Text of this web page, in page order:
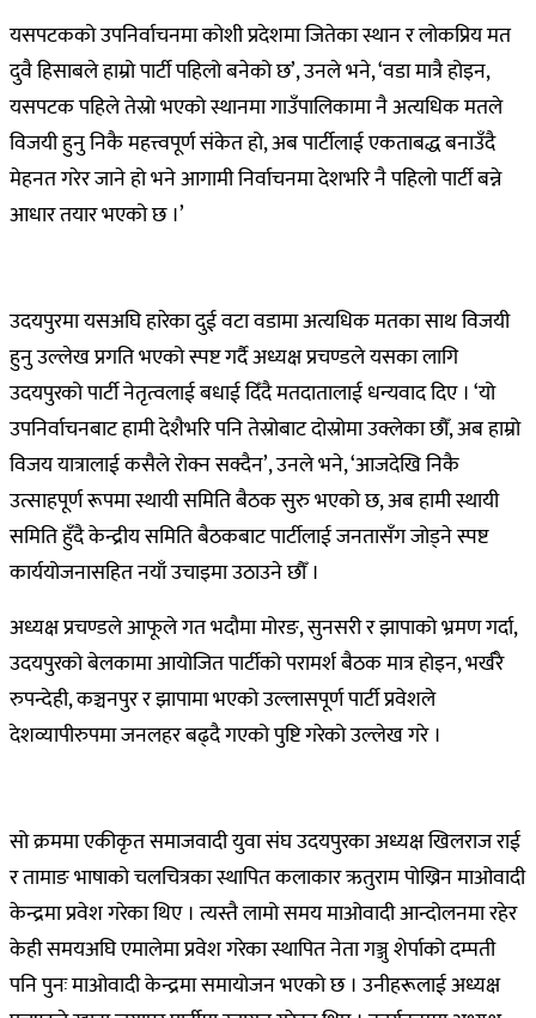
यसपटकको उपनिर्वाचनमा कोशी प्रदेशमा जितेका स्थान र लोकप्रिय मत
दुवै हिसाबले हाम्रो पार्टी पहिलो बनेको छ’, उनले भने, ‘वडा मात्रै होइन,
यसपटक पहिले तेस्रो भएको स्थानमा गाउँपालिकामा नै अत्यधिक मतले
विजयी हुनु निकै महत्त्वपूर्ण संकेत हो, अब पार्टीलाई एकताबद्ध बनाउँदै
मेहनत गरेर जाने हो भने आगामी निर्वाचनमा देशभरि नै पहिलो पार्टी बन्ने
आधार तयार भएको छ ।’
उदयपुरमा यसअघि हारेका दुई वटा वडामा अत्यधिक मतका साथ विजयी
हुनु उल्लेख प्रगति भएको स्पष्ट गर्दै अध्यक्ष प्रचण्डले यसका लागि
उदयपुरको पार्टी नेतृत्वलाई बधाई दिँदै मतदातालाई धन्यवाद दिए । ‘यो
उपनिर्वाचनबाट हामी देशैभरि पनि तेस्रोबाट दोस्रोमा उक्लेका छौँ, अब हाम्रो
विजय यात्रालाई कसैले रोक्न सक्दैन’, उनले भने, ‘आजदेखि निकै
उत्साहपूर्ण रूपमा स्थायी समिति बैठक सुरु भएको छ, अब हामी स्थायी
समिति हुँदै केन्द्रीय समिति बैठकबाट पार्टीलाई जनतासँग जोड्ने स्पष्ट
कार्ययोजनासहित नयाँ उचाइमा उठाउने छौँ ।
अध्यक्ष प्रचण्डले आफूले गत भदौमा मोरङ, सुनसरी र झापाको भ्रमण गर्दा,
उदयपुरको बेलकामा आयोजित पार्टीको परामर्श बैठक मात्र होइन, भर्खरै
रुपन्देही, कञ्चनपुर र झापामा भएको उल्लासपूर्ण पार्टी प्रवेशले
देशव्यापीरुपमा जनलहर बढ्दै गएको पुष्टि गरेको उल्लेख गरे ।
सो क्रममा एकीकृत समाजवादी युवा संघ उदयपुरका अध्यक्ष खिलराज राई
र तामाङ भाषाको चलचित्रका स्थापित कलाकार ऋतुराम पोख्रिन माओवादी
केन्द्रमा प्रवेश गरेका थिए । त्यस्तै लामो समय माओवादी आन्दोलनमा रहेर
केही समयअघि एमालेमा प्रवेश गरेका स्थापित नेता गञ्जु शेर्पाको दम्पती
पनि पुनः माओवादी केन्द्रमा समायोजन भएको छ । उनीहरूलाई अध्यक्ष